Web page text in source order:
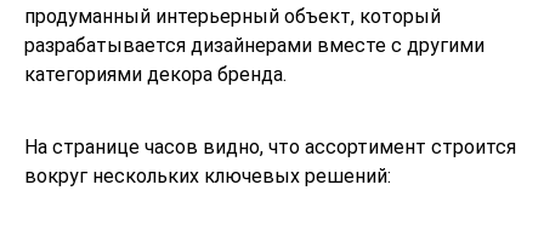
продуманный интерьерный объект, который
разрабатывается дизайнерами вместе с другими
категориями декора бренда.
На странице часов видно, что ассортимент строится
вокруг нескольких ключевых решений: